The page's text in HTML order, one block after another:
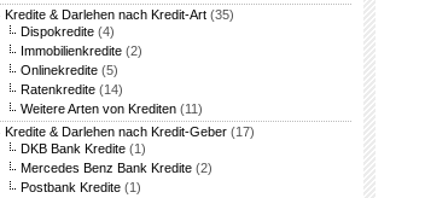
Kredite & Darlehen nach Kredit-Art (35)
Dispokredite (4)
Immobilienkredite (2)
Onlinekredite (5)
Ratenkredite (14)
Weitere Arten von Krediten (11)
Kredite & Darlehen nach Kredit-Geber (17)
DKB Bank Kredite (1)
Mercedes Benz Bank Kredite (2)
Postbank Kredite (1)